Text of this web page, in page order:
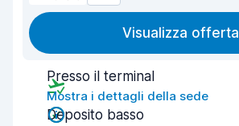
Visualizza offerta
Presso il terminal
Mostra i dettagli della sede
Deposito basso